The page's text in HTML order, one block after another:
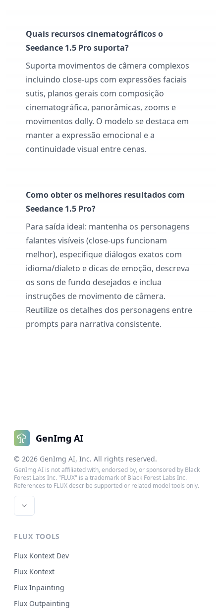
Quais recursos cinematográficos o
Seedance 1.5 Pro suporta?
Suporta movimentos de câmera complexos
incluindo close-ups com expressões faciais
sutis, planos gerais com composição
cinematográfica, panorâmicas, zooms e
movimentos dolly. O modelo se destaca em
manter a expressão emocional e a
continuidade visual entre cenas.
Como obter os melhores resultados com
Seedance 1.5 Pro?
Para saída ideal: mantenha os personagens
falantes visíveis (close-ups funcionam
melhor), especifique diálogos exatos com
idioma/dialeto e dicas de emoção, descreva
os sons de fundo desejados e inclua
instruções de movimento de câmera.
Reutilize os detalhes dos personagens entre
prompts para narrativa consistente.
GenImg AI
© 2026 GenImg AI, Inc. All rights reserved.
GenImg AI is not affiliated with, endorsed by, or sponsored by Black
Forest Labs Inc. "FLUX" is a trademark of Black Forest Labs Inc.
References to FLUX describe supported or related model tools only.
FLUX TOOLS
Flux Kontext Dev
Flux Kontext
Flux Inpainting
Flux Outpainting